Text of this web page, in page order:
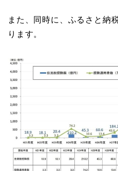
また、同時に、ふるさと納
ります。